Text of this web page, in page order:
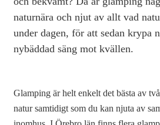
naturnära och njut av allt vad
under dagen, för att sedan krypa
nybäddad säng mot kvällen.
Glamping är helt enkelt det bästa av
natur samtidigt som du kan njuta av